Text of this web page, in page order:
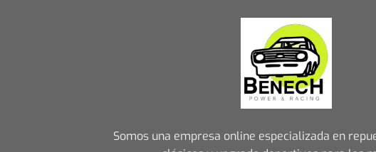
Somos una empresa online especializada en